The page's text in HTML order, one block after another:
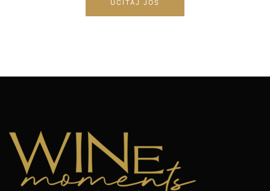
UČITAJ JOŠ